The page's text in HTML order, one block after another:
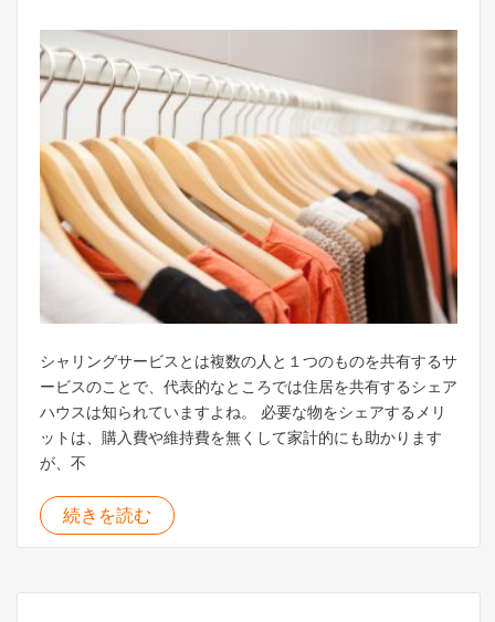
シャリングサービスとは複数の人と１つのものを共有するサ
ービスのことで、代表的なところでは住居を共有するシェア
ハウスは知られていますよね。 必要な物をシェアするメリ
ットは、購入費や維持費を無くして家計的にも助かります
が、不
続きを読む